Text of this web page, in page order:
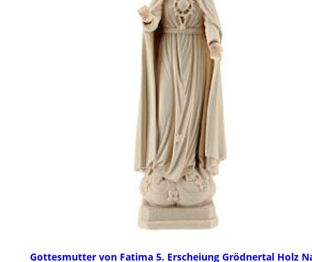
Gottesmutter von Fatima 5. Erscheiung Grödnertal Holz